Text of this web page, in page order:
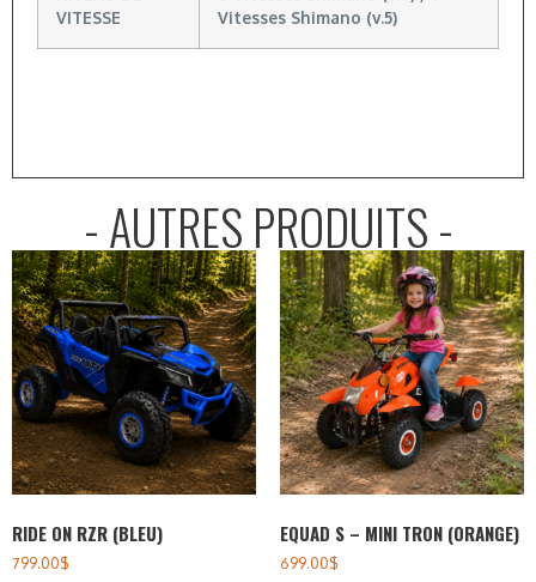
VITESSE
Vitesses Shimano (v.5)
- AUTRES PRODUITS -
RIDE ON RZR (BLEU)
799.00$
EQUAD S – MINI TRON (ORANGE)
699.00$